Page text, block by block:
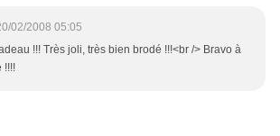
02/2008 05:05
!!! Très joli, très bien brodé !!!<br /> Bravo à
!!!!